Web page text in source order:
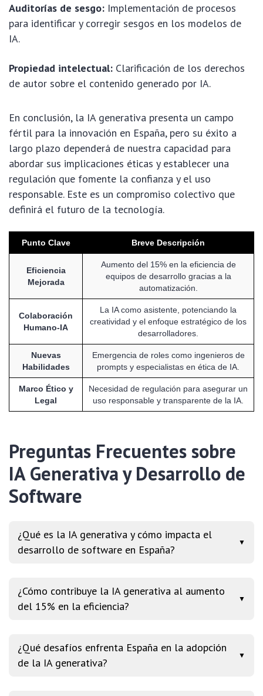
Auditorías de sesgo: Implementación de procesos
para identificar y corregir sesgos en los modelos de
IA.
Propiedad intelectual: Clarificación de los derechos
de autor sobre el contenido generado por IA.
En conclusión, la IA generativa presenta un campo
fértil para la innovación en España, pero su éxito a
largo plazo dependerá de nuestra capacidad para
abordar sus implicaciones éticas y establecer una
regulación que fomente la confianza y el uso
responsable. Este es un compromiso colectivo que
definirá el futuro de la tecnología.
Punto Clave Breve Descripción
Eficiencia
Mejorada
Aumento del 15% en la eficiencia de
equipos de desarrollo gracias a la
automatización.
Colaboración
Humano-IA
La IA como asistente, potenciando la
creatividad y el enfoque estratégico de los
desarrolladores.
Nuevas
Habilidades
Emergencia de roles como ingenieros de
prompts y especialistas en ética de IA.
Marco Ético y
Legal
Necesidad de regulación para asegurar un
uso responsable y transparente de la IA.
Preguntas Frecuentes sobre
IA Generativa y Desarrollo de
Software
¿Qué es la IA generativa y cómo impacta el
desarrollo de software en España?
▼
¿Cómo contribuye la IA generativa al aumento
del 15% en la eficiencia?
▼
¿Qué desafíos enfrenta España en la adopción
de la IA generativa?
▼